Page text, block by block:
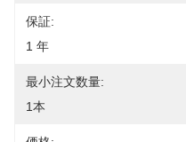
保証:
1 年
最小注文数量:
1本